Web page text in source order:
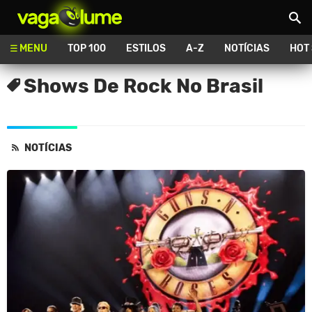
MENU TOP 100 ESTILOS A-Z NOTÍCIAS
Shows De Rock No Brasil
NOTÍCIAS